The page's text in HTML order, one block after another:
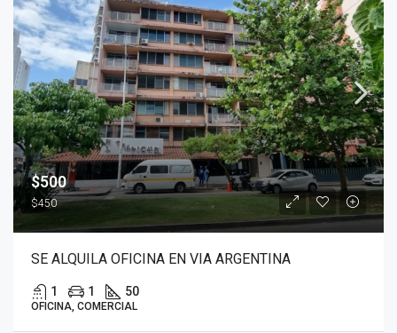
$500
$450
SE ALQUILA OFICINA EN VIA ARGENTINA
1 1 50
OFICINA, COMERCIAL